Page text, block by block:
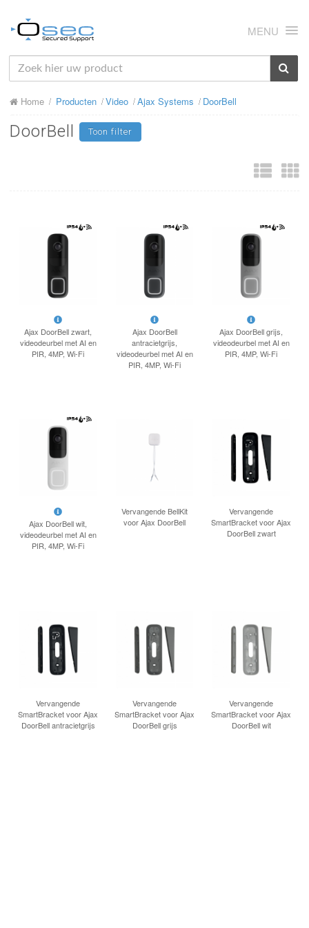
MENU
HOME
OVER ONS
NIEUWS
MIJN OSEC
CONTACT
Home Producten Video Ajax Systems DoorBell
DoorBell Toon filter
Ajax DoorBell zwart,
videodeurbel met AI en
PIR, 4MP, Wi-Fi
Ajax DoorBell
antracietgrijs,
videodeurbel met AI en
PIR, 4MP, Wi-Fi
Ajax DoorBell grijs,
videodeurbel met AI en
PIR, 4MP, Wi-Fi
Ajax DoorBell wit,
videodeurbel met AI en
PIR, 4MP, Wi-Fi
Vervangende BellKit
voor Ajax DoorBell
Vervangende
SmartBracket voor Ajax
DoorBell zwart
Vervangende
SmartBracket voor Ajax
DoorBell antracietgrijs
Vervangende
SmartBracket voor Ajax
DoorBell grijs
Vervangende
SmartBracket voor Ajax
DoorBell wit